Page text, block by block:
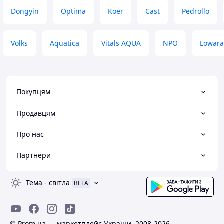
Недоліки
За рік роботи жодних проблем не
Dongyin Optima Koer Cast Pedrollo
Volks Aquatica Vitals AQUA NPO Lowara
Покупцям
Продавцям
Про нас
Партнери
Тема - світла BETA